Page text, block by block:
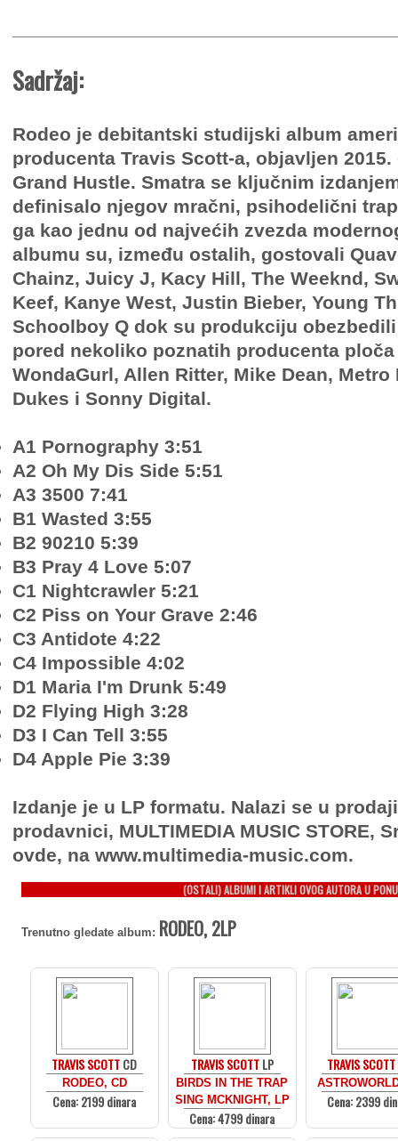
Sadržaj:
Rodeo je debitantski studijski album
producenta Travis Scott-a, objavljen
Grand Hustle. Smatra se ključnim
definisalo njegov mračni, psihodelični
ga kao jednu od najvećih zvezda
albumu su, između ostalih, gostovali
Chainz, Juicy J, Kacy Hill, The Weeknd,
Keef, Kanye West, Justin Bieber, Young
Schoolboy Q dok su produkciju
pored nekoliko poznatih producenta
WondaGurl, Allen Ritter, Mike Dean,
Dukes i Sonny Digital.
A1 Pornography 3:51
A2 Oh My Dis Side 5:51
A3 3500 7:41
B1 Wasted 3:55
B2 90210 5:39
B3 Pray 4 Love 5:07
C1 Nightcrawler 5:21
C2 Piss on Your Grave 2:46
C3 Antidote 4:22
C4 Impossible 4:02
D1 Maria I'm Drunk 5:49
D2 Flying High 3:28
D3 I Can Tell 3:55
D4 Apple Pie 3:39
Izdanje je u LP formatu. Nalazi se u
prodavnici, MULTIMEDIA MUSIC STORE,
ovde, na www.multimedia-music.com.
(OSTALI) ALBUMI I ARTIKLI OVOG AUTORA U
Trenutno gledate album: RODEO, 2LP
TRAVIS SCOTTCD
RODEO, CD
Cena: 2199 dinara
TRAVIS SCOTTLP
BIRDS IN THE TRAP
SING MCKNIGHT, LP
Cena: 4799 dinara
TRAVIS SCOTT
Cena: 2399